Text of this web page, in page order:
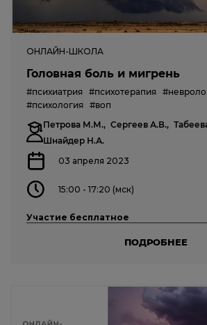
ОНЛАЙН-ШКОЛА
Головная боль и мигрень
#психиатрия #психотерапия
#психология #воп
Петрова М.М., Сергеев А.В.,
Шнайдер Н.А.
03 апреля 2023
15:00 - 17:20 (мск)
Участие бесплатное
ПОДРОБНЕЕ